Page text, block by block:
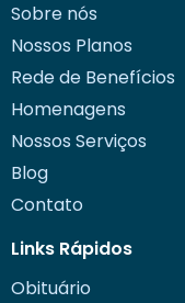
Sobre nós
Nossos Planos
Rede de Benefícios
Homenagens
Nossos Serviços
Blog
Contato
Links Rápidos
Obituário